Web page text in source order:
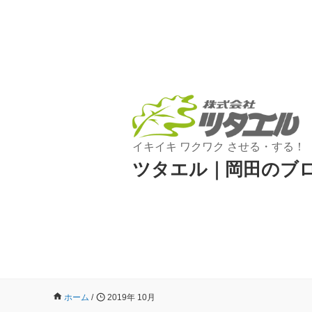
イキイキ ワクワク させる・する！
ツタエル｜岡田のブ
ホーム / 2019年 10月